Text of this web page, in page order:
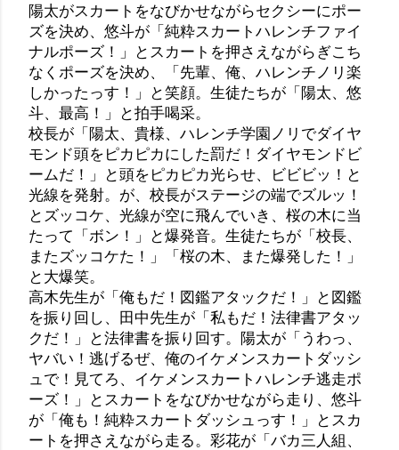
陽太がスカートをなびかせながらセクシーにポー
ズを決め、悠斗が「純粋スカートハレンチファイ
ナルポーズ！」とスカートを押さえながらぎこち
なくポーズを決め、「先輩、俺、ハレンチノリ楽
しかったっす！」と笑顔。生徒たちが「陽太、悠
斗、最高！」と拍手喝采。
校長が「陽太、貴様、ハレンチ学園ノリでダイヤ
モンド頭をピカピカにした罰だ！ダイヤモンドビ
ームだ！」と頭をピカピカ光らせ、ビビビッ！と
光線を発射。が、校長がステージの端でズルッ！
とズッコケ、光線が空に飛んでいき、桜の木に当
たって「ボン！」と爆発音。生徒たちが「校長、
またズッコケた！」「桜の木、また爆発した！」
と大爆笑。
高木先生が「俺もだ！図鑑アタックだ！」と図鑑
を振り回し、田中先生が「私もだ！法律書アタッ
クだ！」と法律書を振り回す。陽太が「うわっ、
ヤバい！逃げるぜ、俺のイケメンスカートダッシ
ュで！見てろ、イケメンスカートハレンチ逃走ポ
ーズ！」とスカートをなびかせながら走り、悠斗
が「俺も！純粋スカートダッシュっす！」とスカ
ートを押さえながら走る。彩花が「バカ三人組、